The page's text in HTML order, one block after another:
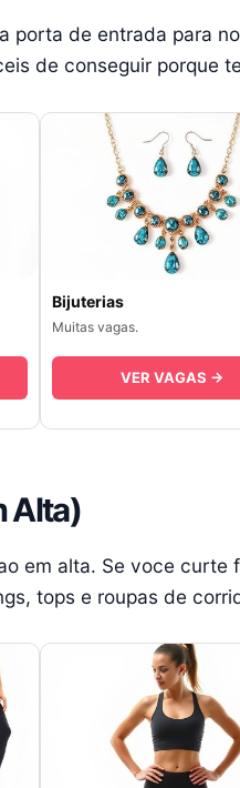
porta de entrada para
de conseguir porque
Bijuterias
Muitas vagas.
VER VAGAS →
Alta)
em alta. Se voce curte
tops e roupas de